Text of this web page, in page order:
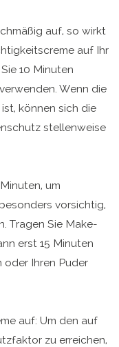
auf, so wirkt
auf Ihr
10 Minuten
Wenn die
können sich die
stellenweise
um
vorsichtig,
Tragen Sie Make-
erst 15 Minuten
oder Ihren Puder
auf: Um den auf
zu erreichen,